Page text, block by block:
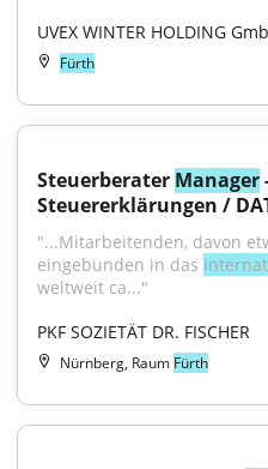
UVEX WINTER HOLDING
Fürth
Steuerberater Manager
Steuererklärungen /
"...Mitarbeitenden, davon
eingebunden in das
weltweit ca..."
PKF SOZIETÄT DR. FISCHER
Nürnberg, Raum Fürth